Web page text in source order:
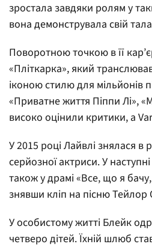
зростала завдяки ролям у
вона демонструвала свій
Поворотною точкою в її
«Пліткарка», який
іконою стилю для мільйонів
«Приватне життя Піппи Лі»,
високо оцінили критики, а
У 2015 році Лайвлі знялася в
серйозної актриси. У
також у драмі «Все, що я
знявши кліп на пісню
У особистому житті Блейк
четверо дітей. Їхній шлюб